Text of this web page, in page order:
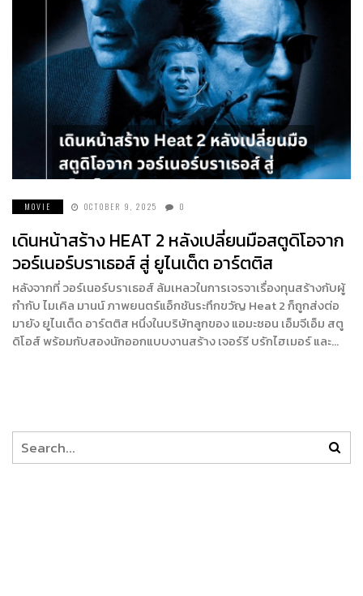
MOVIE OCTOBER 9, 2025 0
เดินหน้าสร้าง HEAT 2 หลังเปลี่ยนมือสตูดิโอจาก
วอร์เนอร์บราเธอส์ สู่ ยูไนเต็ต อาร์ตติส
หลังจากที่ วอร์เนอร์บราเธอส์ ล้มเหลวในการเจรจาเรื่องทุนสร้างกับผู้
กำกับ ไมเคิล มานน์ ภาพยนตร์แอ็กชันระทึกขวัญ Heat 2 ก็ถูกส่งต่อ
มายัง ยูไนเต็ด อาร์ตติส หนึ่งในบริษัทลูกของ แอมะซอน เอ็มจีเอ็ม สตู
ดิโอส์ พร้อมกับสองนักออกแบบงานสร้าง เจอร์รี บรักไฮเมอร์ และ…